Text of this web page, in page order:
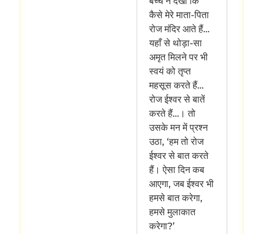
कैसे मेरे माता-पिता
रोज मंदिर आते हैं…
यहाँ से थोड़ा-सा
अमृत मिलने पर भी
स्वयं को तृप्त
महसूस करते हैं…
रोज ईश्वर से बातें
करते हैं…। तो
उसके मन में प्रश्न
उठा, ‘हम तो रोज
ईश्वर से बात करते
हैं। ऐसा दिन कब
आएगा, जब ईश्वर भी
हमसे बात करेगा,
हमसे मुलाकात
करेगा?’